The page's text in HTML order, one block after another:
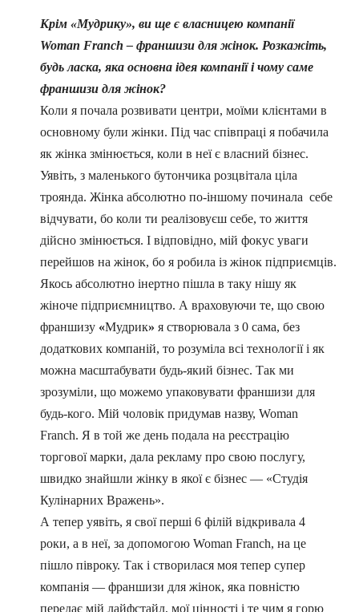
Крім «Мудрику», ви ще є власницею компанії
Woman Franch – франшизи для жінок. Розкажіть,
будь ласка, яка основна ідея компанії і чому саме
франшизи для жінок?
Коли я почала розвивати центри, моїми клієнтами в
основному були жінки. Під час співпраці я побачила
як жінка змінюється, коли в неї є власний бізнес.
Уявіть, з маленького бутончика розцвітала ціла
троянда. Жінка абсолютно по-іншому починала себе
відчувати, бо коли ти реалізовуєш себе, то життя
дійсно змінюється. І відповідно, мій фокус уваги
перейшов на жінок, бо я робила із жінок підприємців.
Якось абсолютно інертно пішла в таку нішу як
жіноче підприємництво. А враховуючи те, що свою
франшизу «Мудрик» я створювала з 0 сама, без
додаткових компаній, то розуміла всі технології і як
можна масштабувати будь-який бізнес. Так ми
зрозуміли, що можемо упаковувати франшизи для
будь-кого. Мій чоловік придумав назву, Woman
Franch. Я в той же день подала на реєстрацію
торгової марки, дала рекламу про свою послугу,
швидко знайшли жінку в якої є бізнес — «Студія
Кулінарних Вражень​».
А тепер уявіть, я свої перші 6 філій відкривала 4
роки, а в неї, за допомогою Woman Franch, на це
пішло півроку. Так і створилася моя тепер супер
компанія — франшизи для жінок, яка повністю
передає мій лайфстайл, мої цінності і те чим я горю